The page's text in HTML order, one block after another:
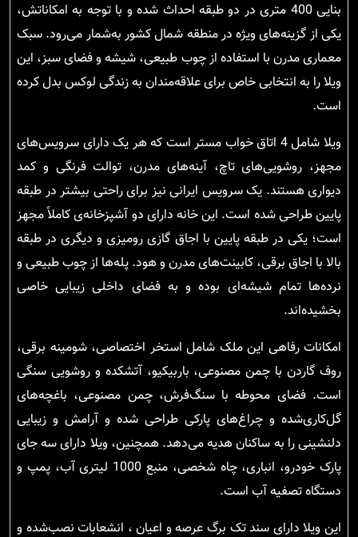
بنایی 400 متری در دو طبقه احداث شده و با توجه به امکاناتش،
یکی از گزینه‌های ویژه در منطقه شمال کشور به‌شمار می‌رود. سبک
معماری مدرن با استفاده از چوب طبیعی، شیشه و فضای سبز، این
ویلا را به انتخابی خاص برای علاقه‌مندان به زندگی لوکس بدل کرده
است.
ویلا شامل 4 اتاق خواب مستر است که هر یک دارای سرویس‌های
مجهز، روشویی‌های تاچ، آینه‌های مدرن، توالت فرنگی و کمد
دیواری هستند. یک سرویس ایرانی نیز برای راحتی بیشتر در طبقه
پایین طراحی شده است. این خانه دارای دو آشپزخانه‌ی کاملاً مجهز
است؛ یکی در طبقه پایین با اجاق گازی رومیزی و دیگری در طبقه
بالا با اجاق برقی، کابینت‌های مدرن و هود. پله‌ها از چوب طبیعی و
نرده‌ها تمام شیشه‌ای بوده و به فضای داخلی زیبایی خاصی
بخشیده‌اند.
امکانات رفاهی این ملک شامل استخر اختصاصی، شومینه برقی،
روف گاردن با چمن مصنوعی، باربیکیو، آتشکده و روشویی سنگی
است. فضای محوطه با سنگ‌فرش، چمن مصنوعی، باغچه‌های
گل‌کاری‌شده و چراغ‌های پارکی طراحی شده و آرامش و زیبایی
دلنشینی را به ساکنان هدیه می‌دهد. همچنین، ویلا دارای سه جای
پارک خودرو، انباری، چاه شخصی، منبع 1000 لیتری آب، پمپ و
دستگاه تصفیه آب است.
این ویلا دارای سند تک برگ عرصه و اعیان ، انشعابات نصب‌شده و